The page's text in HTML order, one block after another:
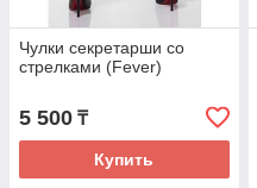
Чулки секретарши со
стрелками (Fever)
5 500 ₸
Купить